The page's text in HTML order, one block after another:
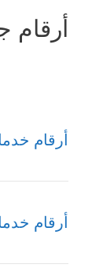
أرقام
أرقام
أرقام